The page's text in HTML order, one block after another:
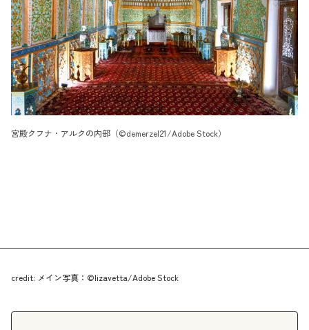
宮殿クフナ・アルクの内部（©demerzel21/Adobe Stock）
credit: メイン写真：©lizavetta/Adobe Stock